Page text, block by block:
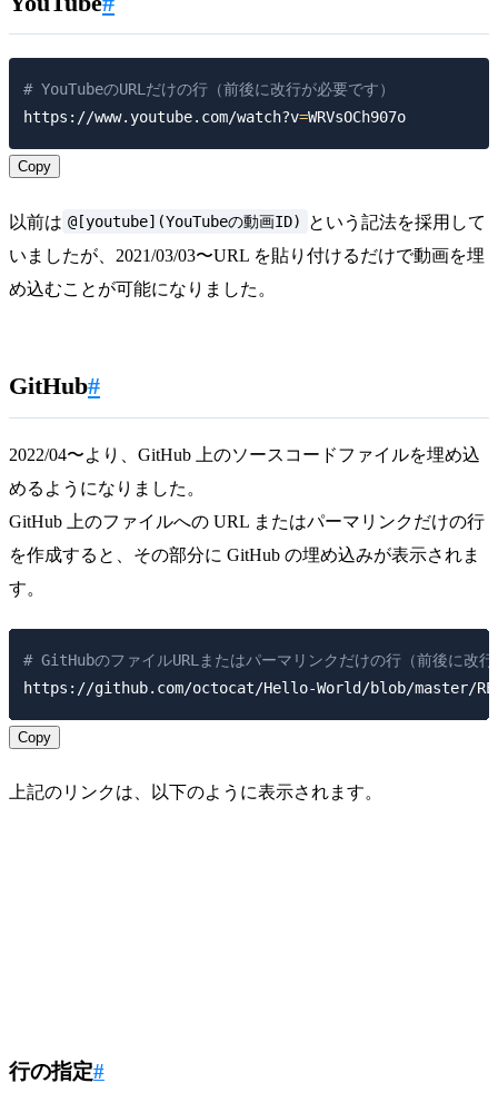
# YouTubeのURLだけの行（前後に改行が必要です）
https://www.youtube.com/watch?v= WRVsOCh907o
Copy
以前は @[youtube](YouTubeの動画ID)
という記法を採用して
いましたが、2021/03/03〜URL を貼り付けるだけで動画を埋
め込むことが可能になりました。
GitHub#
2022/04〜より、GitHub 上のソースコードファイルを埋め込
めるようになりました。
GitHub 上のファイルへの URL またはパーマリンクだけの行
を作成すると、その部分に GitHub の埋め込みが表示されま
す。
# GitHubのファイルURLまたはパーマリンクだけの行（前後に改
Copy
上記のリンクは、以下のように表示されます。
行の指定#